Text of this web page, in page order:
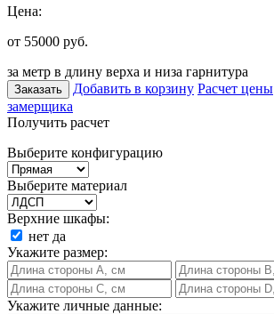
Цена:
от 55000 руб.
за метр в длину верха и низа гарнитура
Заказать Добавить в корзину Расчет цены
замерщика
Получить расчет
Выберите конфигурацию
Выберите материал
Верхние шкафы:
нет да
Укажите размер:
Укажите личные данные: